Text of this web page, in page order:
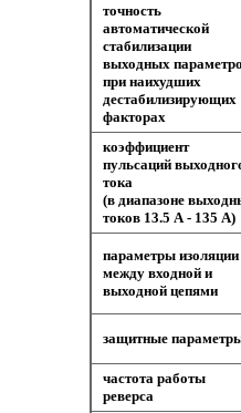
точность
автоматической
стабилизации
выходных
при наихудших
дестабилизирующих
факторах
коэффициент
пульсаций
тока
(в диапазоне
токов 13.5 А - 135 А)
параметры изоляции
между входной и
выходной цепями
защитные
частота работы
реверса